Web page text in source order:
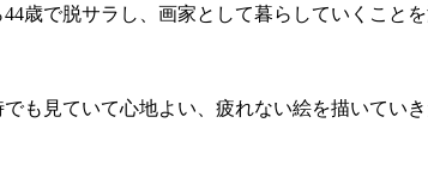
歳で脱サラし、画家として暮らしていくこと
も見ていて心地よい、疲れない絵を描いていき